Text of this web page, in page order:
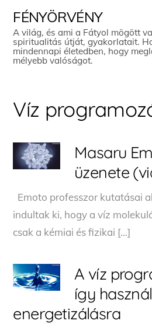
content
FÉNYÖRVÉNY
A világ, és ami a Fátyol mögött
spiritualitás útját, gyakorlatait.
mindennapi életedben, hogy
mélyebb valóságot.
Víz
Masaru
üzenete
Emoto professzor kutatásai
indultak ki, hogy a víz
csak a kémiai és fizikai […]
A víz
így
energetizálásra